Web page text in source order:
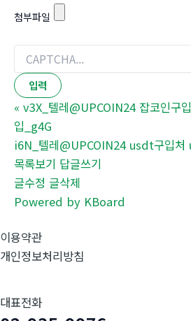
첨부파일
« v3X_텔레@UPCOIN24 잡코인구
입_g4G
i6N_텔레@UPCOIN24 usdt구입
목록보기 답글쓰기
글수정 글삭제
Powered by KBoard
이용약관
개인정보처리방침
대표전화